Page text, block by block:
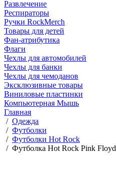
Развлечение
Респираторы
Ручки RockMerch
Товары для детей
Фан-атрибутика
Флаги
Чехлы для автомобилей
Чехлы для банки
Чехлы для чемоданов
Эксклюзивные товары
Виниловые пластинки
Компьютерная Мышь
Главная
/ Одежда
/ Футболки
/ Футболки Hot Rock
/ Футболка Hot Rock Pink Floyd